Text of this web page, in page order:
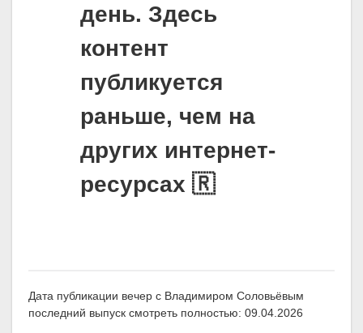
день. Здесь
контент
публикуется
раньше, чем на
других интернет-
ресурсах 🇷
Дата публикации вечер с Владимиром Соловьёвым
последний выпуск смотреть полностью: 09.04.2026